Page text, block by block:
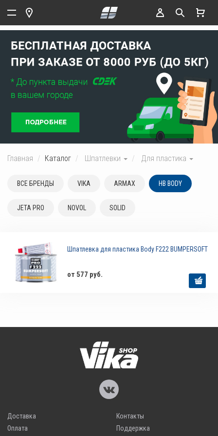
Главная Каталог Шпатлевки Для пластика
ВСЕ БРЕНДЫ VIKA ARMAX HB BODY
JETA PRO NOVOL SOLID
Шпатлевка для пластика Body F222 BUMPERSOFT
от 577 руб.
Доставка
Оплата
Контакты
Поддержка